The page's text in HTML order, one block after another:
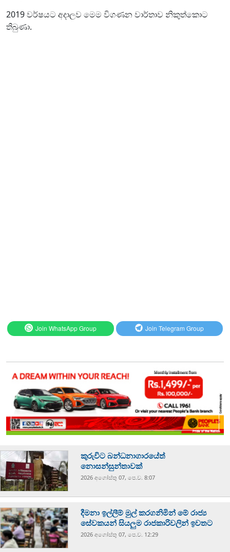
2019 වර්ෂයට අදාලව මෙම විගණන වාර්තාව නිකුත්කොට
තිබුණා.
Join WhatsApp Group Join Telegram Group
කුරුවිට බන්ධනාගාරයේත්
නොසන්සුන්තාවක්
2026 අගෝස්‍තු 07, පෙ.ව. 8:07
දීමනා ඉල්ලීම් මුල් කරගනිමින් මේ රාජ්‍ය
සේවකයන් සියලුම රාජකාරිවලින් ඉවතට
2026 අගෝස්‍තු 07, පෙ.ව. 12:29